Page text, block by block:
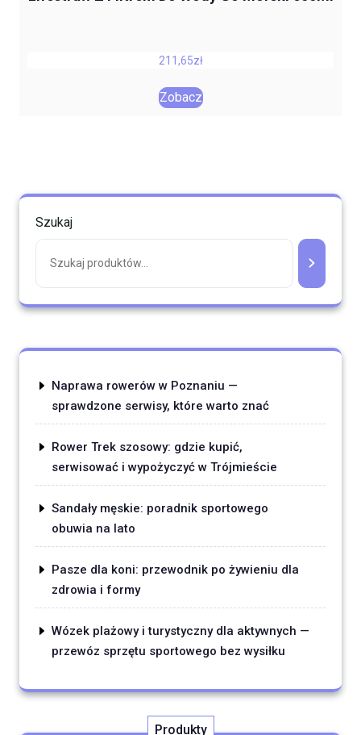
211,65zł
Zobacz
Szukaj
Naprawa rowerów w Poznaniu —
sprawdzone serwisy, które warto znać
Rower Trek szosowy: gdzie kupić,
serwisować i wypożyczyć w Trójmieście
Sandały męskie: poradnik sportowego
obuwia na lato
Pasze dla koni: przewodnik po żywieniu dla
zdrowia i formy
Wózek plażowy i turystyczny dla aktywnych —
przewóz sprzętu sportowego bez wysiłku
Produkty